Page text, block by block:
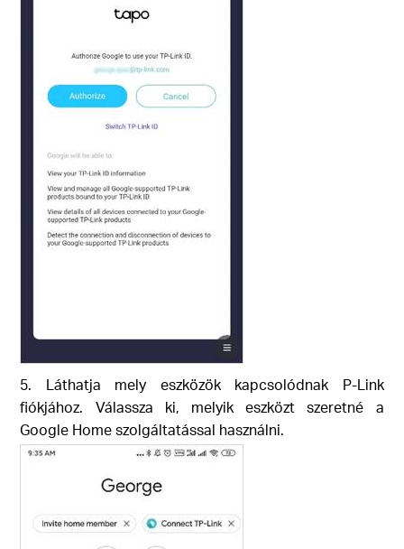
5. Láthatja mely eszközök kapcsolódnak P-Link
fiókjához. Válassza ki, melyik eszközt szeretné a
Google Home szolgáltatással használni.